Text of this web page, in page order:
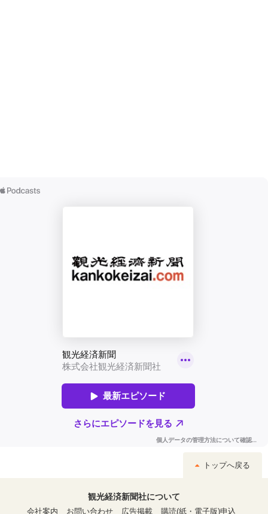
トップへ戻る
観光経済新聞社について
会社案内
お問い合わせ 広告掲載 購読(紙・電子版)申込